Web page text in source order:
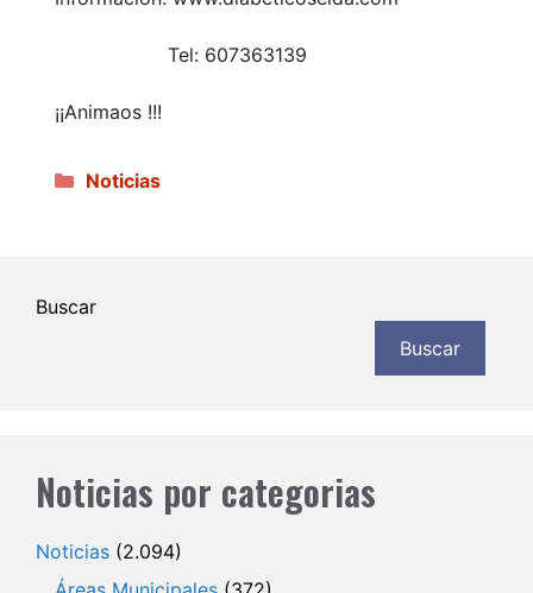
Tel: 607363139
¡¡Animaos !!!
Categorías
Noticias
Buscar
Buscar
Noticias por categorias
Noticias (2.094)